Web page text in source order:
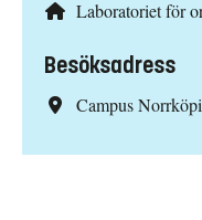
Laboratoriet för
Besöksadress
Campus